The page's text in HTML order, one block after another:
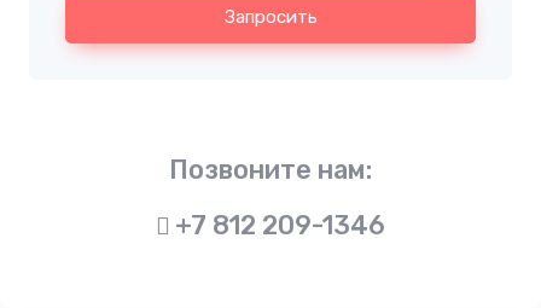
Запросить
Позвоните нам:
+7 812 209-1346